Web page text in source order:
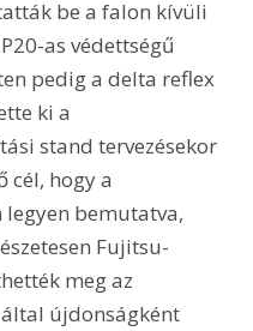
be a falon kívüli
as védettségű
pedig a delta reflex
ki a
stand tervezésekor
cél, hogy a
bemutatva,
Fujitsu-
meg az
újdonságként